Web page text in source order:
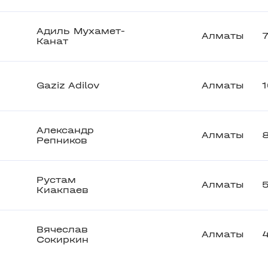
Адиль Мухамет-
Канат
Алматы
Gaziz Adilov Алматы
Александр
Репников
Алматы
Рустам
Киакпаев
Алматы
Вячеслав
Сокиркин
Алматы